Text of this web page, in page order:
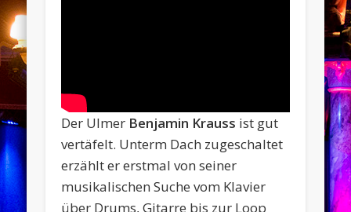
Der Ulmer Benjamin Krauss ist gut
vertäfelt. Unterm Dach zugeschaltet
erzählt er erstmal von seiner
musikalischen Suche vom Klavier
über Drums, Gitarre bis zur Loop